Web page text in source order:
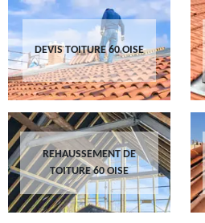
DEVIS TOITURE 60 OISE
REHAUSSEMENT DE
TOITURE 60 OISE